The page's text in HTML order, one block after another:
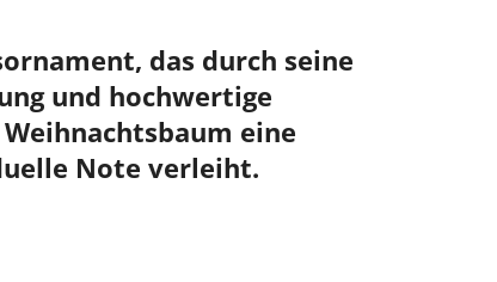
das durch seine
und hochwertige
eine
Note verleiht.